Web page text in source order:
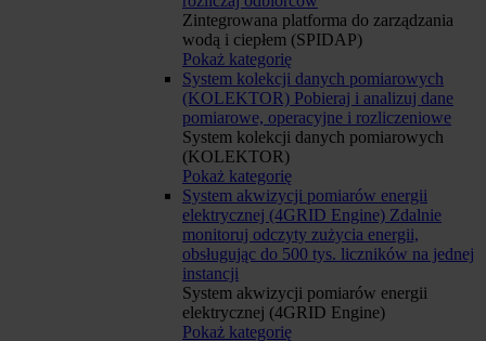
Zintegrowana platforma do zarządzania
wodą i ciepłem (SPIDAP)
Pokaż kategorię
System kolekcji danych pomiarowych
(KOLEKTOR) Pobieraj i analizuj dane
pomiarowe, operacyjne i rozliczeniowe
System kolekcji danych pomiarowych
(KOLEKTOR)
Pokaż kategorię
System akwizycji pomiarów energii
elektrycznej (4GRID Engine) Zdalnie
monitoruj odczyty zużycia energii,
obsługując do 500 tys. liczników na jednej
instancji
System akwizycji pomiarów energii
elektrycznej (4GRID Engine)
Pokaż kategorię